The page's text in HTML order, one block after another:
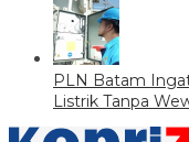
PLN Batam
Listrik Tanpa